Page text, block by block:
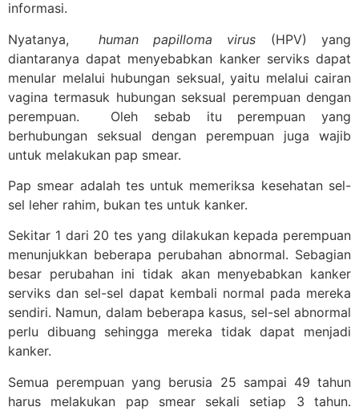
informasi.
Nyatanya, human papilloma virus (HPV) yang
diantaranya dapat menyebabkan kanker serviks dapat
menular melalui hubungan seksual, yaitu melalui cairan
vagina termasuk hubungan seksual perempuan dengan
perempuan. Oleh sebab itu perempuan yang
berhubungan seksual dengan perempuan juga wajib
untuk melakukan pap smear.
Pap smear adalah tes untuk memeriksa kesehatan sel-
sel leher rahim, bukan tes untuk kanker.
Sekitar 1 dari 20 tes yang dilakukan kepada perempuan
menunjukkan beberapa perubahan abnormal. Sebagian
besar perubahan ini tidak akan menyebabkan kanker
serviks dan sel-sel dapat kembali normal pada mereka
sendiri. Namun, dalam beberapa kasus, sel-sel abnormal
perlu dibuang sehingga mereka tidak dapat menjadi
kanker.
Semua perempuan yang berusia 25 sampai 49 tahun
harus melakukan pap smear sekali setiap 3 tahun.